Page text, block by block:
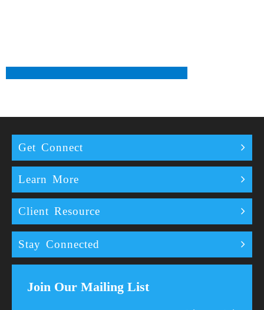
Get Connect
Learn More
Client Resource
Stay Connected
Join Our Mailing List